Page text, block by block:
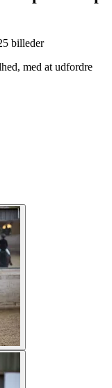
billeder
med at udfordre